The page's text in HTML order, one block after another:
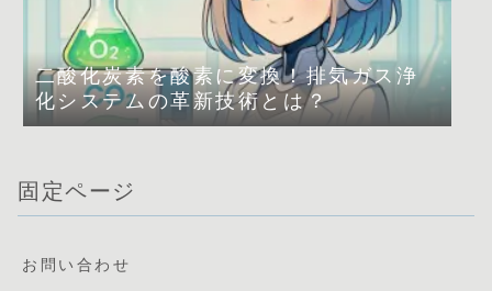
二酸化炭素を酸素に変換！排気ガス浄
化システムの革新技術とは？
固定ページ
お問い合わせ